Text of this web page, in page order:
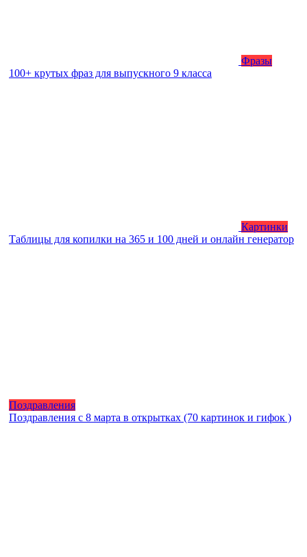
Фразы
100+ крутых фраз для выпускного 9 класса
Картинки
Таблицы для копилки на 365 и 100 дней и онлайн генератор
Поздравления
Поздравления с 8 марта в открытках (70 картинок и гифок )